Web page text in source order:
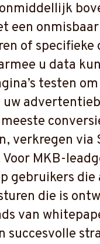
een
of
u data
testen
verkregen
MKB-
gebruikers
die is
van
succesvolle